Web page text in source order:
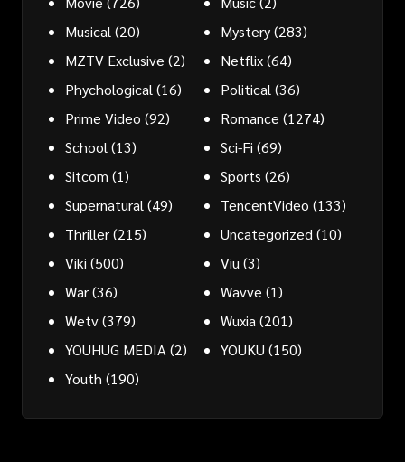
Musical (20) Mystery(283)
MZTV Exclusive (2) Netflix(64)
Phychological (16) Political (36)
Prime Video (92) Romance (1274)
School (13) Sci-Fi (69)
Sitcom (1) Sports (26)
Supernatural (49) TencentVideo (133)
Thriller(215) Uncategorized (10)
Viki (500) Viu (3)
War(36) Wavve (1)
Wetv(379) Wuxia (201)
YOUHUG MEDIA (2) YOUKU (150)
Youth (190)